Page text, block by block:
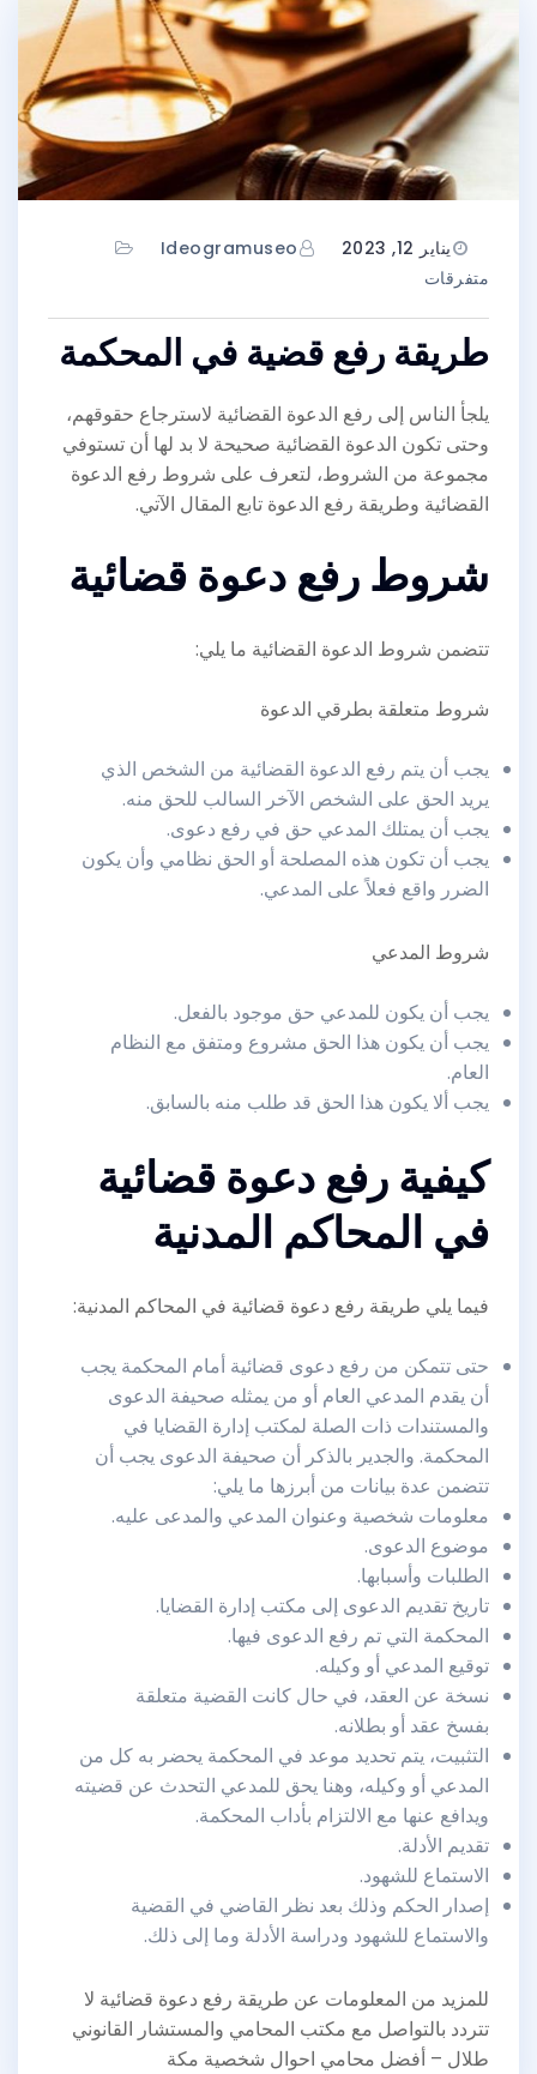
يناير 12, 2023
Ideogramuseo
متفرقات
طريقة رفع قضية في المحكمة
يلجأ الناس إلى رفع الدعوة القضائية لاسترجاع حقوقهم،
وحتى تكون الدعوة القضائية صحيحة لا بد لها أن تستوفي
مجموعة من الشروط، لتعرف على شروط رفع الدعوة
القضائية وطريقة رفع الدعوة تابع المقال الآتي.
شروط رفع دعوة قضائية
تتضمن شروط الدعوة القضائية ما يلي:
شروط متعلقة بطرقي الدعوة
يجب أن يتم رفع الدعوة القضائية من الشخص الذي
يريد الحق على الشخص الآخر السالب للحق منه.
يجب أن يمتلك المدعي حق في رفع دعوى.
يجب أن تكون هذه المصلحة أو الحق نظامي وأن يكون
الضرر واقع فعلاً على المدعي.
شروط المدعي
يجب أن يكون للمدعي حق موجود بالفعل.
يجب أن يكون هذا الحق مشروع ومتفق مع النظام
العام.
يجب ألا يكون هذا الحق قد طلب منه بالسابق.
كيفية رفع دعوة قضائية
في المحاكم المدنية
فيما يلي طريقة رفع دعوة قضائية في المحاكم المدنية:
حتى تتمكن من رفع دعوى قضائية أمام المحكمة يجب
أن يقدم المدعي العام أو من يمثله صحيفة الدعوى
والمستندات ذات الصلة لمكتب إدارة القضايا في
المحكمة. والجدير بالذكر أن صحيفة الدعوى يجب أن
تتضمن عدة بيانات من أبرزها ما يلي:
معلومات شخصية وعنوان المدعي والمدعى عليه.
موضوع الدعوى.
الطلبات وأسبابها.
تاريخ تقديم الدعوى إلى مكتب إدارة القضايا.
المحكمة التي تم رفع الدعوى فيها.
توقيع المدعي أو وكيله.
نسخة عن العقد، في حال كانت القضية متعلقة
بفسخ عقد أو بطلانه.
التثبيت، يتم تحديد موعد في المحكمة يحضر به كل من
المدعي أو وكيله، وهنا يحق للمدعي التحدث عن قضيته
ويدافع عنها مع الالتزام بأداب المحكمة.
تقديم الأدلة.
الاستماع للشهود.
إصدار الحكم وذلك بعد نظر القاضي في القضية
والاستماع للشهود ودراسة الأدلة وما إلى ذلك.
للمزيد من المعلومات عن طريقة رفع دعوة قضائية لا
تتردد بالتواصل مع مكتب المحامي والمستشار القانوني
طلال – أفضل محامي احوال شخصية مكة